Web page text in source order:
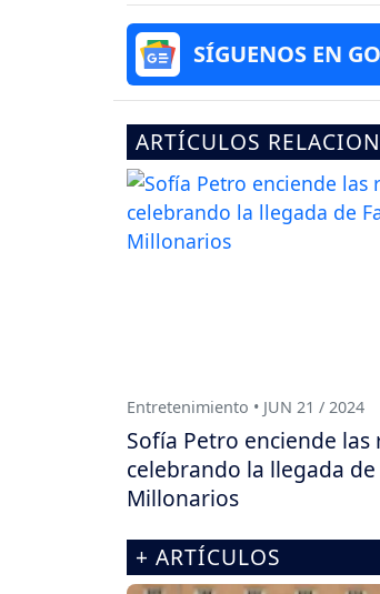
SÍGUENOS EN
ARTÍCULOS
Entretenimiento • JUN 21 / 2024
Sofía Petro enciende las
celebrando la llegada de
Millonarios
+ ARTÍCULOS